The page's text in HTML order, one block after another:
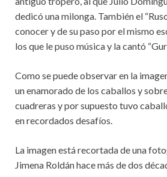
dedicó una milonga. También el
conocer y de su paso por el mismo
los que le puso música y la cantó
Como se puede observar en la
un enamorado de los caballos y
cuadreras y por supuesto tuvo
en recordados desafíos.
La imagen está recortada de una
Jimena Roldán hace más de dos